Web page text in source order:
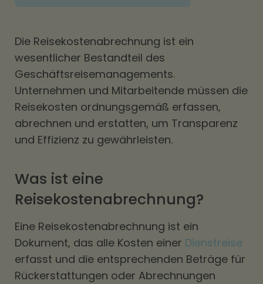
Die Reisekostenabrechnung ist ein
wesentlicher Bestandteil des
Geschäftsreisemanagements.
Unternehmen und Mitarbeitende müssen die
Reisekosten ordnungsgemäß erfassen,
abrechnen und erstatten, um Transparenz
und Effizienz zu gewährleisten.
Was ist eine
Reisekostenabrechnung?
Eine Reisekostenabrechnung ist ein
Dokument, das alle Kosten einer Dienstreise
erfasst und die entsprechenden Beträge für
Rückerstattungen oder Abrechnungen